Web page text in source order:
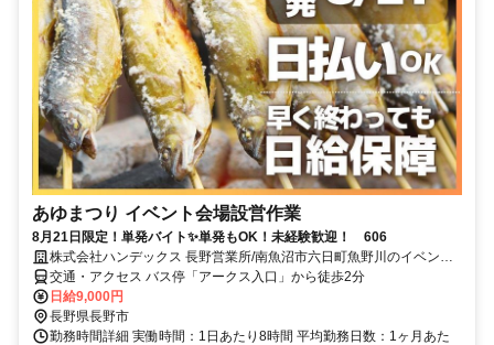
あゆまつり イベント会場設営作業
8月21日限定！単発バイト✨単発もOK！未経験歓迎！ 606
株式会社ハンデックス 長野営業所/南魚沼市六日町魚野川のイベント
会場
交通・アクセス バス停「アークス入口」から徒歩2分
日給9,000円
長野県長野市
勤務時間詳細 実働時間：1日あたり8時間 平均勤務日数：1ヶ月あた